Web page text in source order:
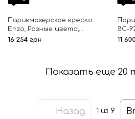
Парикмахерское кресло
Enzo, Разные цвета,
Гидравлический, Диск,
16 254 грн
BC-
11
Показать еще 20
Назад 1 из 9